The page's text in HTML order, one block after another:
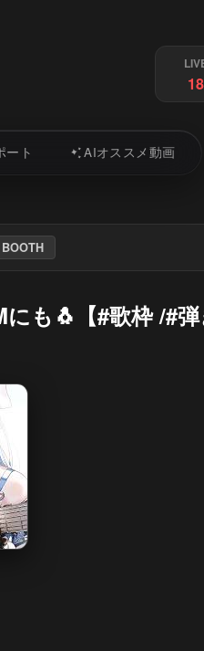
18
ート AIオススメ動画
BOOTH
も🐧【#歌枠 /#